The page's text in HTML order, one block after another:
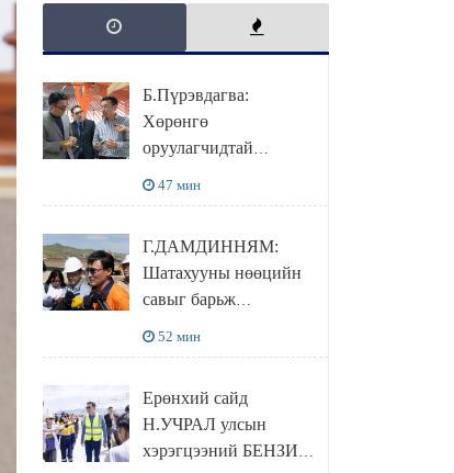
Б.Пүрэвдагва:
Хөрөнгө
оруулагчидтай
төвүүдийг хотын
захын хорооллуудад
байгуулна
47 мин
Г.ДАМДИННЯМ:
Шатахууны нөөцийн
савыг барьж
НӨӨЦЛӨДӨГ болно
52 мин
Ерөнхий сайд
Н.УЧРАЛ улсын
хэрэгцээний БЕНЗИН